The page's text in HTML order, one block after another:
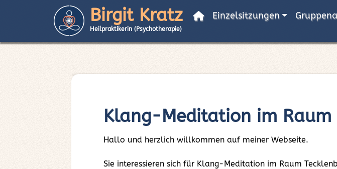
Birgit Kratz
Heilpraktikerin (Psychotherapie)
Einzelsitzungen
Klang-Meditation im Raum
Hallo und herzlich willkommen auf meiner Webseite.
Sie interessieren sich für Klang-Meditation im Raum